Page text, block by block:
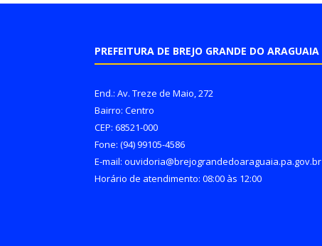
PREFEITURA DE BREJO GRANDE DO ARAGUAIA
End.: Av. Treze de Maio, 272
Bairro: Centro
CEP: 68521-000
Fone: (94) 99105-4586
E-mail: ouvidoria@brejograndedoaraguaia.pa.gov.br
Horário de atendimento: 08:00 às 12:00